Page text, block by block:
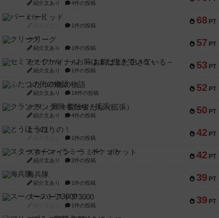
紹介文あり 4件の投稿
68 PT
パーミッド
1件の投稿
57 PT
クリーグ
紹介文あり 1件の投稿
53 PT
セミファイナル ～お前はまだ生きている～
紹介文あり 1件の投稿
52 PT
ふたつの街の物語
紹介文あり 18件の投稿
50 PT
クランク! ：冒険者たち（拡張）
紹介文あり 4件の投稿
42 PT
とうほうの！
1件の投稿
42 PT
スターマイン・ラミー ポケット
紹介文あり 2件の投稿
39 PT
海兵隊
紹介文あり 1件の投稿
39 PT
スーパーストア3000
1件の投稿